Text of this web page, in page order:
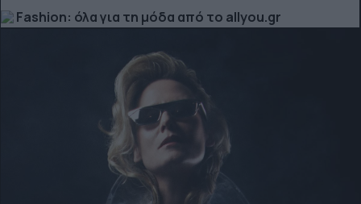
Fashion: όλα για τη μόδα από το allyou.gr